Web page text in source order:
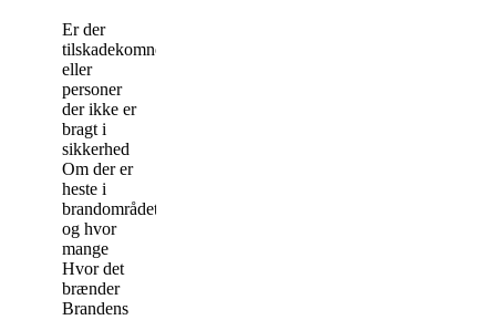
Er der
tilskadekomne
eller
personer
der ikke er
bragt i
sikkerhed
Om der er
heste i
brandområdet
og hvor
mange
Hvor det
brænder
Brandens